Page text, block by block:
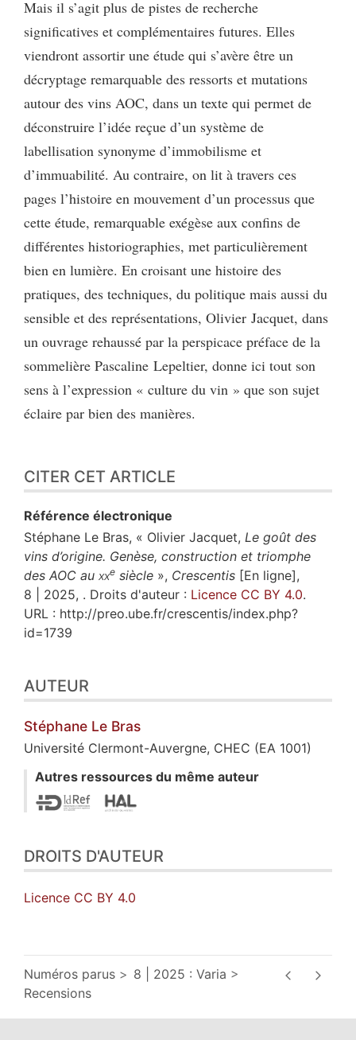
Mais il s’agit plus de pistes de recherche
significatives et complémentaires futures. Elles
viendront assortir une étude qui s’avère être un
décryptage remarquable des ressorts et mutations
autour des vins AOC, dans un texte qui permet de
déconstruire l’idée reçue d’un système de
labellisation synonyme d’immobilisme et
d’immuabilité. Au contraire, on lit à travers ces
pages l’histoire en mouvement d’un processus que
cette étude, remarquable exégèse aux confins de
différentes historiographies, met particulièrement
bien en lumière. En croisant une histoire des
pratiques, des techniques, du politique mais aussi du
sensible et des représentations, Olivier Jacquet, dans
un ouvrage rehaussé par la perspicace préface de la
sommelière Pascaline Lepeltier, donne ici tout son
sens à l’expression « culture du vin » que son sujet
éclaire par bien des manières.
CITER CET ARTICLE
Référence électronique
Stéphane Le Bras, « Olivier Jacquet, Le goût des
vins d’origine. Genèse, construction et triomphe
des AOC au xxe siècle », Crescentis [En ligne],
8 | 2025, . Droits d'auteur : Licence CC BY 4.0.
URL : http://preo.ube.fr/crescentis/index.php?
id=1739
AUTEUR
Stéphane Le Bras
Université Clermont-Auvergne, CHEC (EA 1001)
Autres ressources du même auteur
DROITS D'AUTEUR
Licence CC BY 4.0
Numéros parus
8 | 2025 : Varia
Recensions